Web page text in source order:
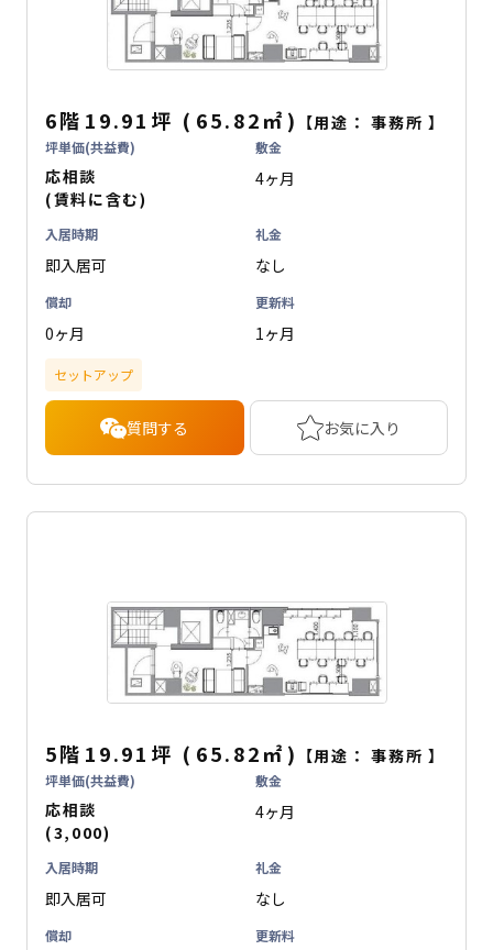
6階 19.91坪 ( 65.82㎡ ) 【用途：事務所 】
坪単価(共益費)
応相談
(賃料に含む)
敷金
4ヶ月
入居時期
即入居可
礼金
なし
償却
0ヶ月
更新料
1ヶ月
セットアップ
質問する お気に入り
5階 19.91坪 ( 65.82㎡ ) 【用途：事務所 】
坪単価(共益費)
応相談
(3,000)
敷金
4ヶ月
入居時期
即入居可
礼金
なし
償却 更新料